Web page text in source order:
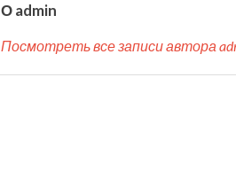
О admin
Посмотреть все записи автора